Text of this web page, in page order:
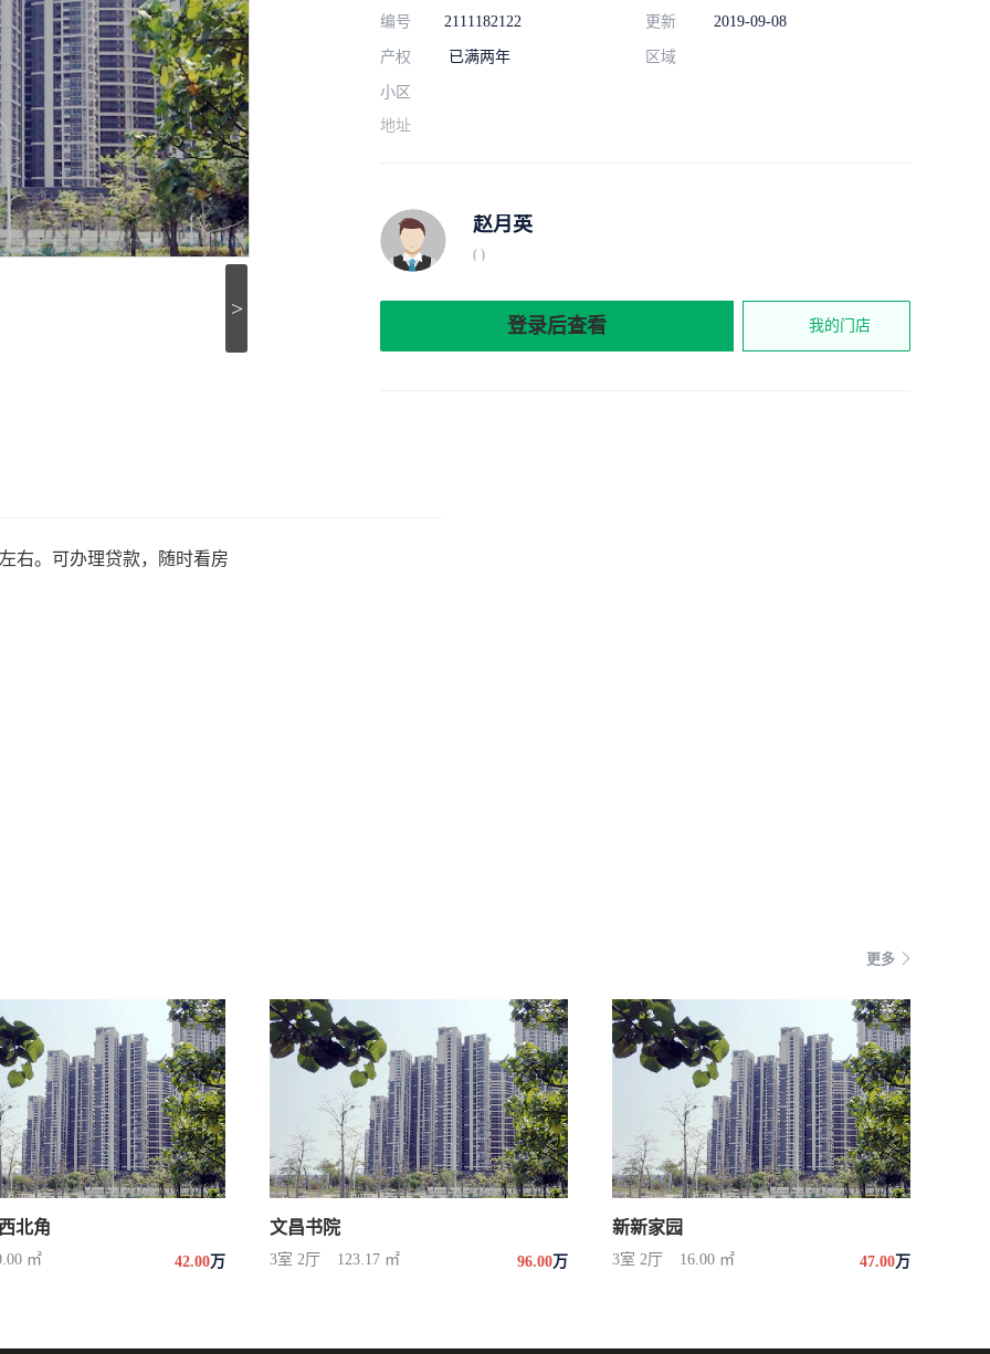
>
编号 2111182122 更新 2019-09-08
产权 已满两年 区域
小区
地址
赵月英
( )
我的门店
登录后查看
右。可办理贷款，随时看房
更多
北角
㎡ 42.00万
文昌书院
3室 2厅 123.17 ㎡ 96.00万
新新家园
3室 2厅 16.00 ㎡ 47.00万